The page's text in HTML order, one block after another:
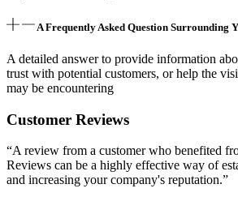
A Frequently Asked Question Surrounding
A detailed answer to provide information
trust with potential customers, or help the
may be encountering
Customer Reviews
“A review from a customer who benefited
Reviews can be a highly effective way of
and increasing your company's reputation.”